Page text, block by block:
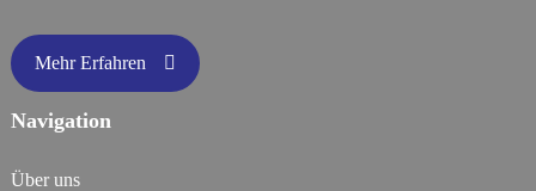
Mehr Erfahren
Navigation
Über uns